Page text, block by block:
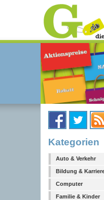
Kategorien
Auto & Verkehr
Bildung &
Computer
Familie & Kinder